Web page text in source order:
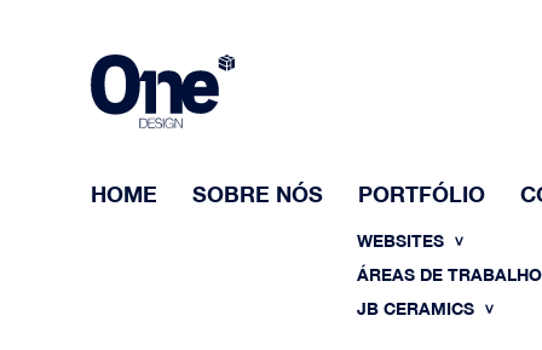
HOME SOBRE NÓS PORTFÓLIO
WEBSITES
ÁREAS DE TRABALHO
JB CERAMICS